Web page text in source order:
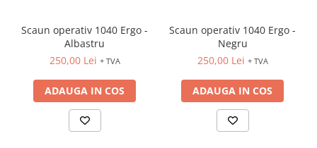
ECRANE DE PROTECTIE SI
ACCESORII
ECUSOANE
SISTEME INTERACTIVE
TEHNICA DE BIROU
Scaun operativ 1040 Ergo -
Albastru
250,00 Lei + TVA
ADAUGA IN COS
Scaun operativ 1040 Ergo -
Negru
250,00 Lei + TVA
ADAUGA IN COS